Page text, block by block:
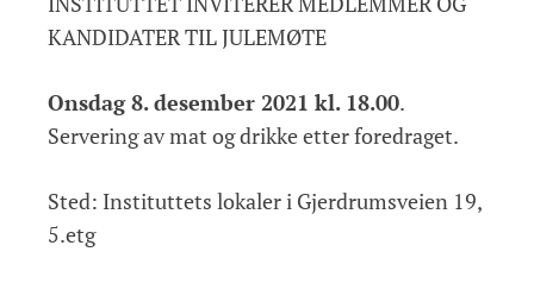
KANDIDATER TIL JULEMØTE
Onsdag 8. desember 2021 kl. 18.00.
Servering av mat og drikke etter foredraget.
Sted: Instituttets lokaler i Gjerdrumsveien 19,
5.etg